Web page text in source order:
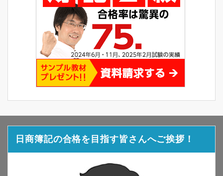
日商簿記の合格を目指す皆さんへご挨拶！